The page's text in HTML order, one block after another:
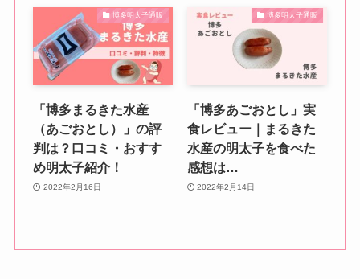
博多明太子通販
「博多まるきた水産
（あごおとし）」の評
判は？口コミ・おすす
め明太子紹介！
2022年2月16日
博多明太子通販
「博多あごおとし」実
食レビュー｜まるきた
水産の明太子を食べた
感想は…
2022年2月14日